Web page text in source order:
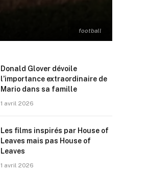
football
Donald Glover dévoile
l’importance extraordinaire de
Mario dans sa famille
1 avril 2026
Les films inspirés par House of
Leaves mais pas House of
Leaves
1 avril 2026